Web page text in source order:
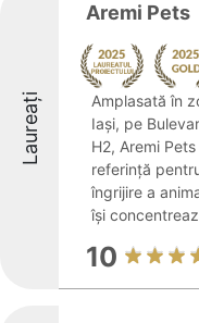
Laureați
Aremi Pets
Amplasată în
Iași, pe
H2, Aremi
referință
îngrijire a
își
10